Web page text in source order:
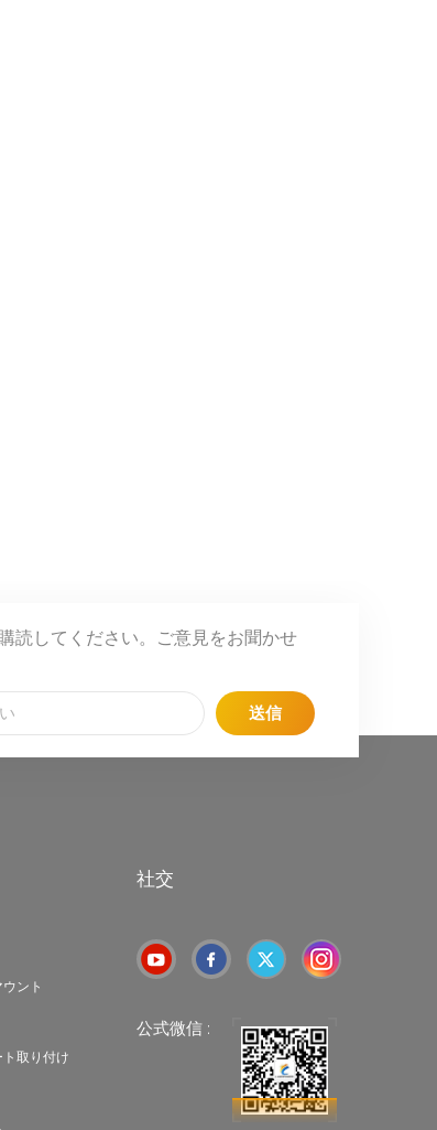
読してください。ご意見をお聞かせ
送信
ント
取り付け
社交
公式微信 :